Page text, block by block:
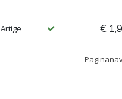
Artige €